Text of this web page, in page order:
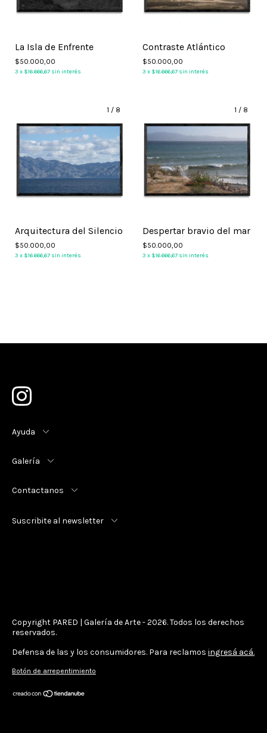
La Isla de Enfrente
$50.000,00
3 x $16.666,67 sin interés
Contraste Atlántico
$50.000,00
3 x $16.666,67 sin interés
1 / 8
Arquitectura del Silencio
$50.000,00
3 x $16.666,67 sin interés
1 / 8
Despertar bravio del mar
$50.000,00
3 x $16.666,67 sin interés
Ayuda
Galería
Contactanos
Suscribite al newsletter
Copyright PARED | Galería de Arte - 2026. Todos los derechos
reservados.
Defensa de las y los consumidores. Para reclamos ingresá acá.
Botón de arrepentimiento